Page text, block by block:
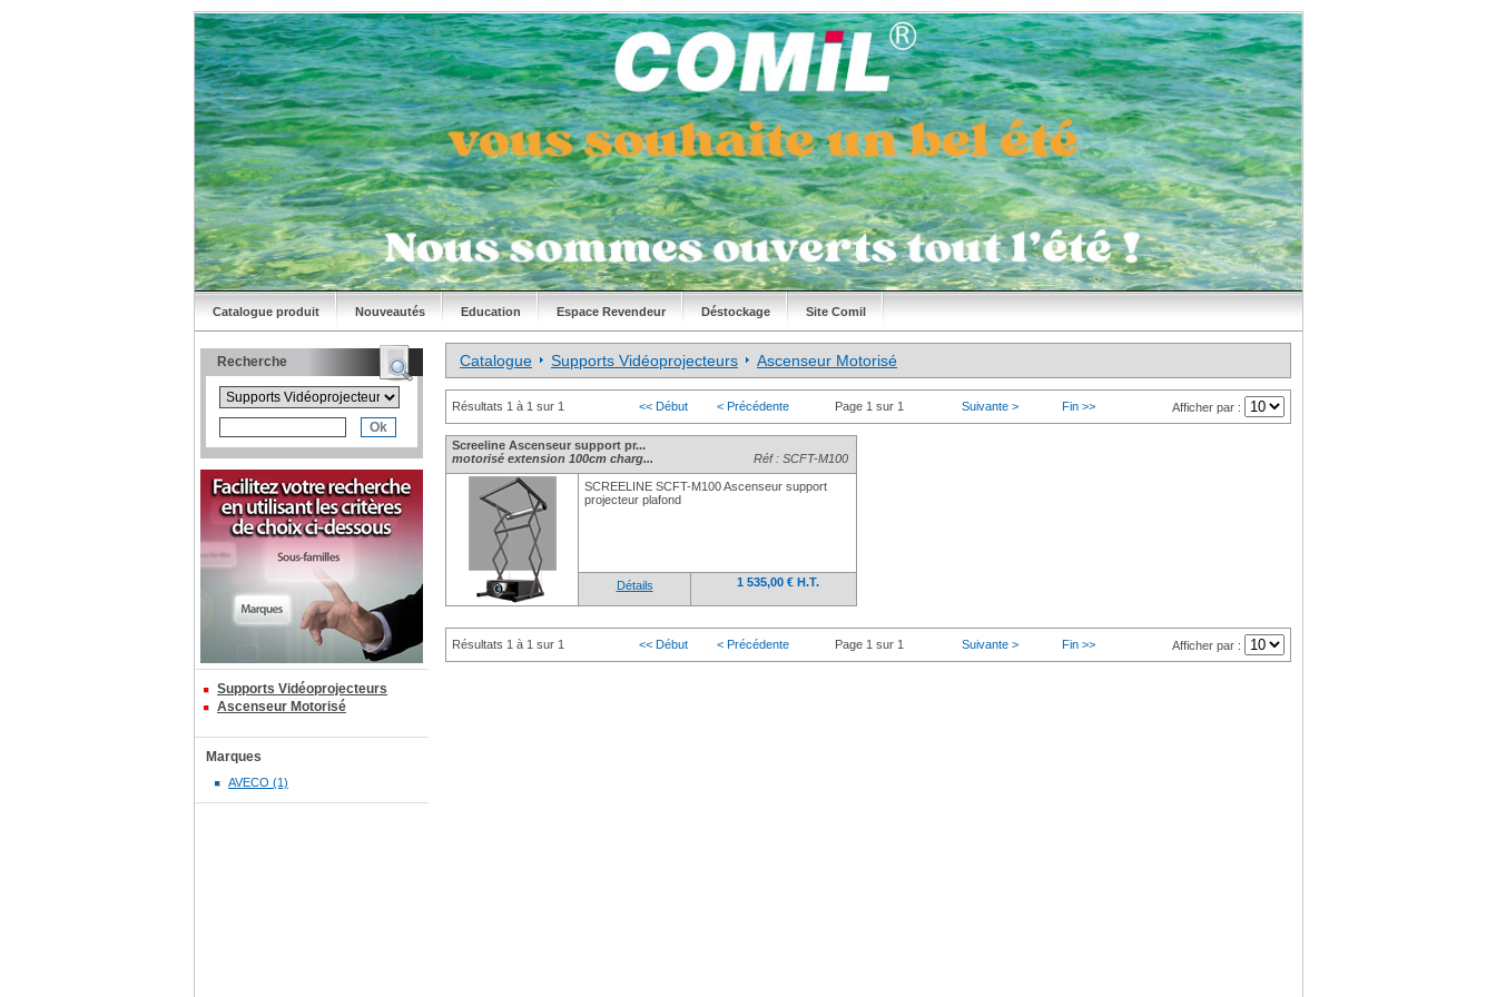
Catalogue produit Nouveautés Education Espace Revendeur Déstockage Site Comil
Recherche
Supports Vidéoprojecteurs
Ascenseur Motorisé
Marques
AVECO (1)
Catalogue Supports Vidéoprojecteurs Ascenseur Motorisé
Résultats 1 à 1 sur 1 << Début < Précédente Page 1 sur 1 Suivante > Fin >> Afficher par :
Screeline Ascenseur support pr...
motorisé extension 100cm charg...
Réf : SCFT-M100
SCREELINE SCFT-M100 Ascenseur support
projecteur plafond
Détails 1 535,00 € H.T.
Résultats 1 à 1 sur 1 << Début < Précédente Page 1 sur 1 Suivante > Fin >> Afficher par :